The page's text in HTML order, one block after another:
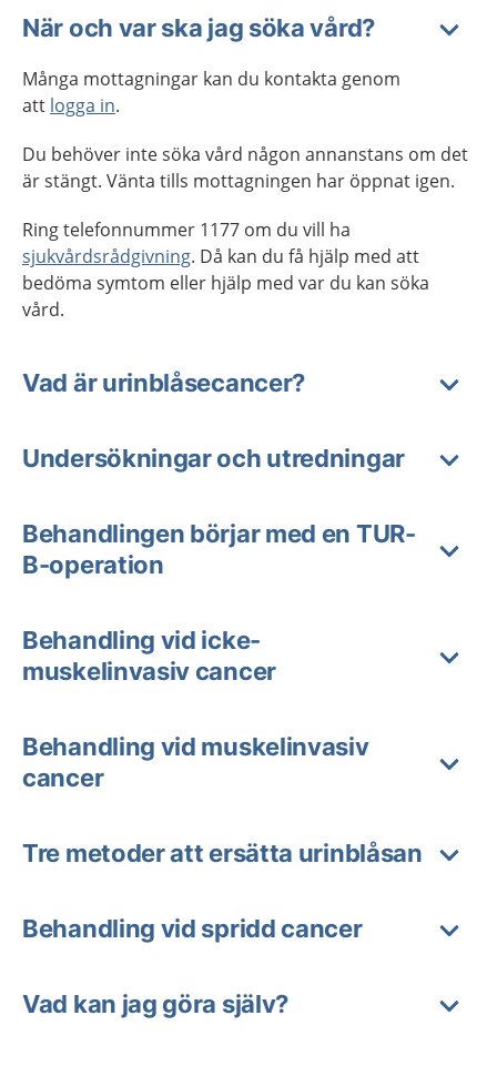
När och var ska jag söka vård?
Många mottagningar kan du kontakta genom
att logga in.
Du behöver inte söka vård någon annanstans om det
är stängt. Vänta tills mottagningen har öppnat igen.
Ring telefonnummer 1177 om du vill ha
sjukvårdsrådgivning. Då kan du få hjälp med att
bedöma symtom eller hjälp med var du kan söka
vård.
Vad är urinblåsecancer?
Undersökningar och utredningar
Behandlingen börjar med en TUR-
B-operation
Behandling vid icke-
muskelinvasiv cancer
Behandling vid muskelinvasiv
cancer
Tre metoder att ersätta urinblåsan
Behandling vid spridd cancer
Vad kan jag göra själv?